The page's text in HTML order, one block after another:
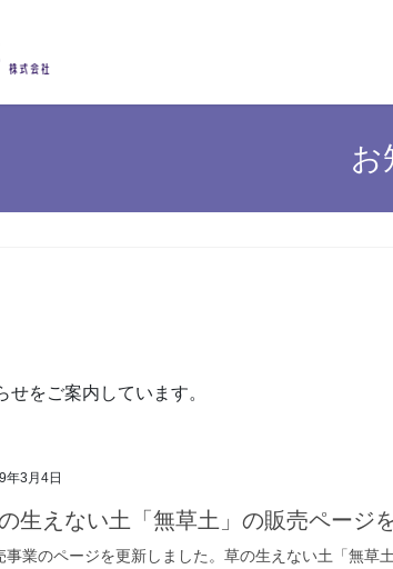
お
をご案内しています。
年3月4日
生えない土「無草土」の販売ページ
事業のページを更新しました。草の生えない土「無草